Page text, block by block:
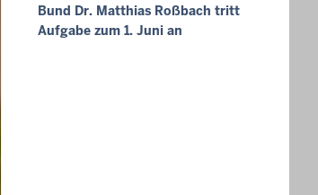
Bund Dr. Matthias Roßbach tritt
Aufgabe zum 1. Juni an